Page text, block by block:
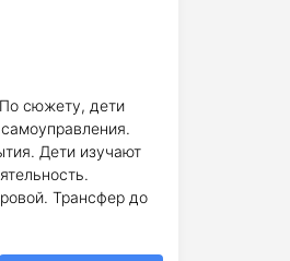
сюжету, дети
Дети изучают
Трансфер до